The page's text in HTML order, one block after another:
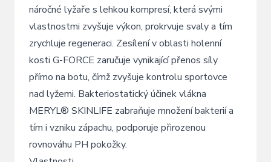
náročné lyžaře s lehkou kompresí, která svými
vlastnostmi zvyšuje výkon, prokrvuje svaly a tím
zrychluje regeneraci. Zesílení v oblasti holenní
kosti G-FORCE zaručuje vynikající přenos síly
přímo na botu, čímž zvyšuje kontrolu sportovce
nad lyžemi. Bakteriostatický účinek vlákna
MERYL® SKINLIFE zabraňuje množení bakterií a
tím i vzniku zápachu, podporuje přirozenou
rovnováhu PH pokožky.